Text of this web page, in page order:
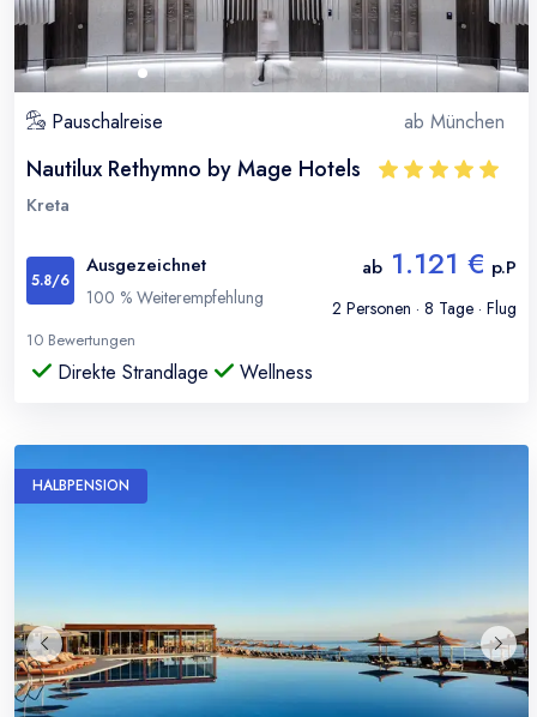
Pauschalreise ab München
Nautilux Rethymno by Mage Hotels
Kreta
5.8/6
Ausgezeichnet
100 % Weiterempfehlung
ab 1.121 € p.P
2 Personen · 8 Tage · Flug
10 Bewertungen
Direkte Strandlage Wellness
HALBPENSION